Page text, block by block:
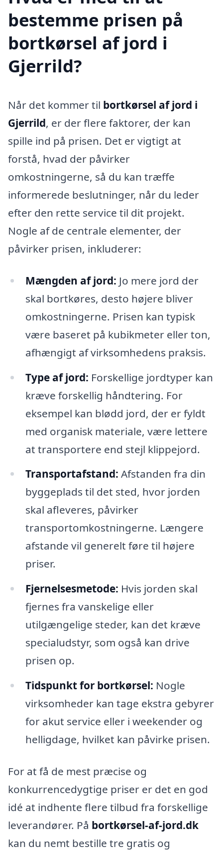
bestemme prisen på
bortkørsel af jord i
Gjerrild?
Når det kommer til bortkørsel af jord i
Gjerrild, er der flere faktorer, der kan
spille ind på prisen. Det er vigtigt at
forstå, hvad der påvirker
omkostningerne, så du kan træffe
informerede beslutninger, når du leder
efter den rette service til dit projekt.
Nogle af de centrale elementer, der
påvirker prisen, inkluderer:
Mængden af jord: Jo mere jord der
skal bortkøres, desto højere bliver
omkostningerne. Prisen kan typisk
være baseret på kubikmeter eller ton,
afhængigt af virksomhedens praksis.
Type af jord: Forskellige jordtyper kan
kræve forskellig håndtering. For
eksempel kan blødd jord, der er fyldt
med organisk materiale, være lettere
at transportere end stejl klippejord.
Transportafstand: Afstanden fra din
byggeplads til det sted, hvor jorden
skal afleveres, påvirker
transportomkostningerne. Længere
afstande vil generelt føre til højere
priser.
Fjernelsesmetode: Hvis jorden skal
fjernes fra vanskelige eller
utilgængelige steder, kan det kræve
specialudstyr, som også kan drive
prisen op.
Tidspunkt for bortkørsel: Nogle
virksomheder kan tage ekstra gebyrer
for akut service eller i weekender og
helligdage, hvilket kan påvirke prisen.
For at få de mest præcise og
konkurrencedygtige priser er det en god
idé at indhente flere tilbud fra forskellige
leverandører. På bortkørsel-af-jord.dk
kan du nemt bestille tre gratis og